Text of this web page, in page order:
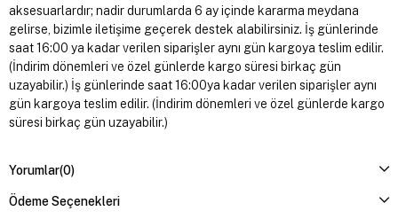
aksesuarlardır; nadir durumlarda 6 ay içinde kararma meydana
gelirse, bizimle iletişime geçerek destek alabilirsiniz. İş günlerinde
saat 16:00 ya kadar verilen siparişler aynı gün kargoya teslim edilir.
(İndirim dönemleri ve özel günlerde kargo süresi birkaç gün
uzayabilir.) İş günlerinde saat 16:00ya kadar verilen siparişler aynı
gün kargoya teslim edilir. (İndirim dönemleri ve özel günlerde kargo
süresi birkaç gün uzayabilir.)
Yorumlar(0)
Ödeme Seçenekleri